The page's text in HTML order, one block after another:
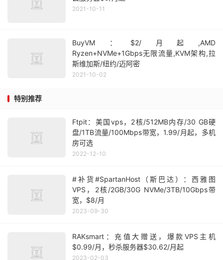
2021-10-11
BuyVM：$2/月起,AMD
Ryzen+NVMe+1Gbps无限流量,KVM架构,拉
斯维加斯/纽约/迈阿密
2021-10-02
特别推荐
Ftpit：美国vps，2核/512MB内存/30 GB硬
盘/1TB流量/100Mbps带宽，1.99/月起，多机
房可选
2022-12-10
#补货#SpartanHost（斯巴达）：西雅图
VPS，2核/2GB/30G NVMe/3TB/10Gbps带
宽，$8/月
2023-09-30
RAKsmart：充值大赠送，爆款VPS主机
$0.99/月，秒杀服务器$30.62/月起
2023-02-03